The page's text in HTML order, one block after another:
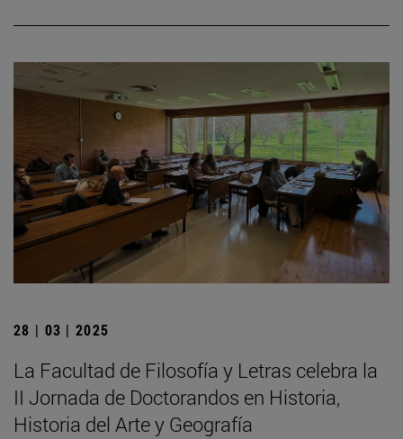
28 | 03 | 2025
La Facultad de Filosofía y Letras celebra la
II Jornada de Doctorandos en Historia,
Historia del Arte y Geografía